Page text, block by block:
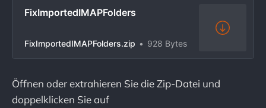
FixImportedIMAPFolders
FixImportedIMAPFolders.zip 928 Bytes
Öffnen oder extrahieren Sie die Zip-Datei und
doppelklicken Sie auf